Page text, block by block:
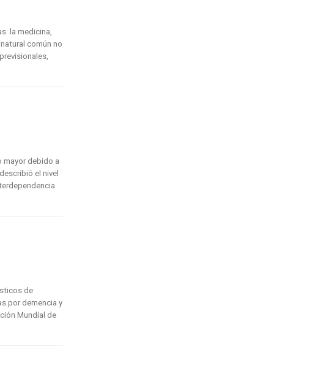
la medicina,
común no
mayor debido a
el nivel
de
por demencia y
Mundial de